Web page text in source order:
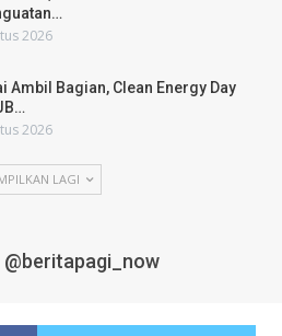
2026
Ambil Bagian, Clean Energy Day
2026
LAGI
@beritapagi_now